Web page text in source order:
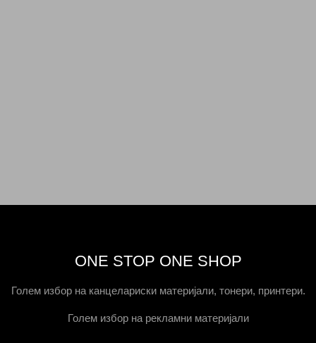
ONE STOP ONE SHOP
Голем избор на канцелариски материјали, тонери, принтери.
Голем избор на рекламни материјали